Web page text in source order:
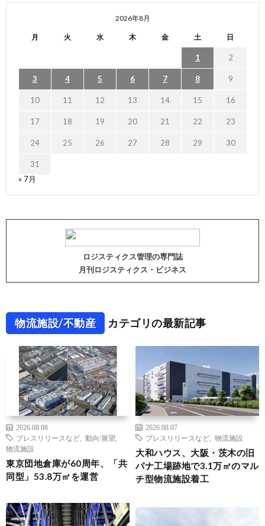
2026年8月
月 火 水 木 金 土 日
1 2
3 4 5 6 7 8 9
10 11 12 13 14 15 16
17 18 19 20 21 22 23
24 25 26 27 28 29 30
31
« 7月
ロジスティクス管理の専門誌
月刊ロジスティクス・ビジネス
物流施設/不動産 カテゴリの最新記事
2026.08.08
プレスリリースなど
動向/展望
物流施設
東京団地倉庫が60周年、「共
同型」53.8万㎡を運営
2026.08.07
プレスリリースなど
物流施設
大和ハウス、大阪・茨木の旧
パナ工場跡地で3.1万㎡のマル
チ型物流施設着工